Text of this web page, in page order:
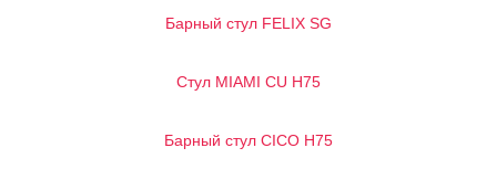
Барный стул FELIX SG
Стул MIAMI CU H75
Барный стул CICO H75